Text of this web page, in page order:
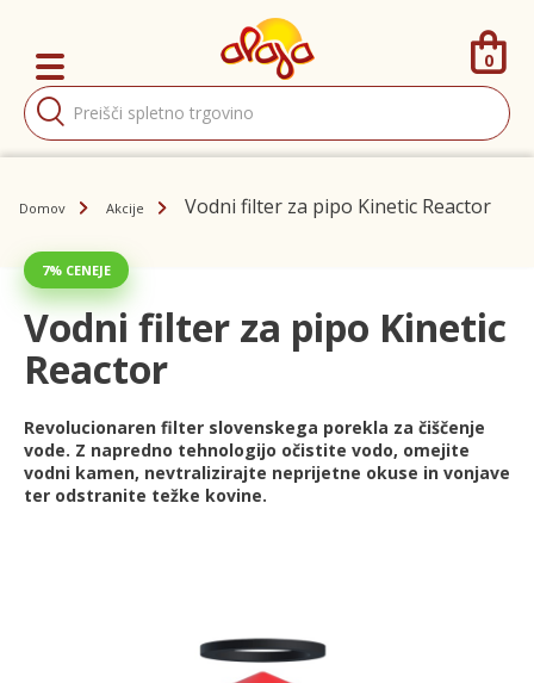
Products
search
0
Domov Akcije Vodni filter za pipo Kinetic Reactor
7% CENEJE
Vodni filter za pipo Kinetic
Reactor
Revolucionaren filter slovenskega porekla za čiščenje
vode. Z napredno tehnologijo očistite vodo, omejite
vodni kamen, nevtralizirajte neprijetne okuse in vonjave
ter odstranite težke kovine.